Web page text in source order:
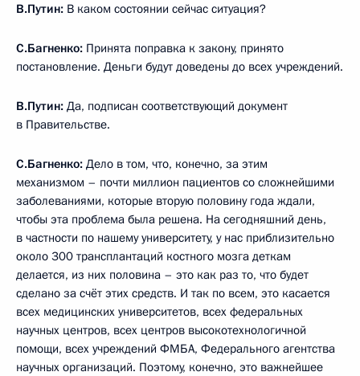
В.Путин: В каком состоянии сейчас ситуация?
С.Багненко: Принята поправка к закону, принято
постановление. Деньги будут доведены до всех учреждений.
В.Путин: Да, подписан соответствующий документ
в Правительстве.
С.Багненко: Дело в том, что, конечно, за этим
механизмом – почти миллион пациентов со сложнейшими
заболеваниями, которые вторую половину года ждали,
чтобы эта проблема была решена. На сегодняшний день,
в частности по нашему университету, у нас приблизительно
около 300 трансплантаций костного мозга деткам
делается, из них половина – это как раз то, что будет
сделано за счёт этих средств. И так по всем, это касается
всех медицинских университетов, всех федеральных
научных центров, всех центров высокотехнологичной
помощи, всех учреждений ФМБА, Федерального агентства
научных организаций. Поэтому, конечно, это важнейшее